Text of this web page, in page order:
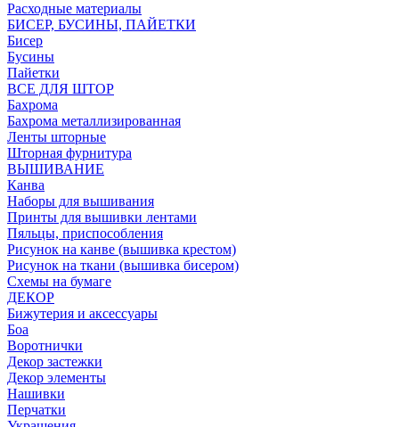
Расходные материалы
БИСЕР, БУСИНЫ, ПАЙЕТКИ
Бисер
Бусины
Пайетки
ВСЕ ДЛЯ ШТОР
Бахрома
Бахрома металлизированная
Ленты шторные
Шторная фурнитура
ВЫШИВАНИЕ
Канва
Наборы для вышивания
Принты для вышивки лентами
Пяльцы, приспособления
Рисунок на канве (вышивка крестом)
Рисунок на ткани (вышивка бисером)
Схемы на бумаге
ДЕКОР
Бижутерия и аксессуары
Боа
Воротнички
Декор застежки
Декор элементы
Нашивки
Перчатки